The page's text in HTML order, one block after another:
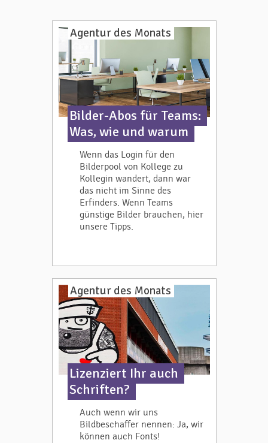
Agentur des Monats
Bilder-Abos für Teams:
Was, wie und warum
Wenn das Login für den
Bilderpool von Kollege zu
Kollegin wandert, dann war
das nicht im Sinne des
Erfinders. Wenn Teams
günstige Bilder brauchen, hier
unsere Tipps.
Agentur des Monats
Lizenziert Ihr auch
Schriften?
Auch wenn wir uns
Bildbeschaffer nennen: Ja, wir
können auch Fonts!